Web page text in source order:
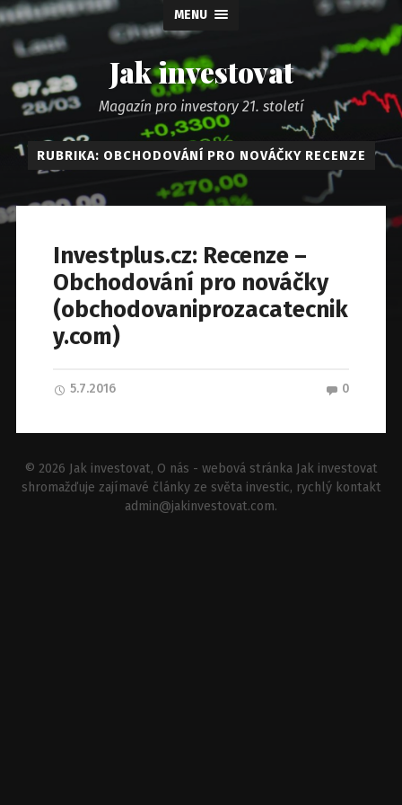
MENU
Jak investovat
Magazín pro investory 21. století
RUBRIKA: OBCHODOVÁNÍ PRO NOVÁČKY RECENZE
Investplus.cz: Recenze –
Obchodování pro nováčky
(obchodovaniprozacatecnik
y.com)
5.7.2016 0
© 2026 Jak investovat, O nás - webová stránka Jak investovat
shromažďuje zajímavé články ze světa investic, rychlý kontakt
admin@jakinvestovat.com.